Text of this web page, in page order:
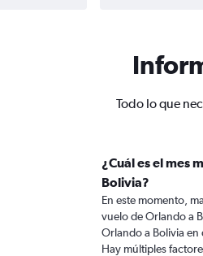
Todo lo que
¿Cuál es el mes
Bolivia?
En este momento,
vuelo de Orlando a
Orlando a Bolivia en
Hay múltiples